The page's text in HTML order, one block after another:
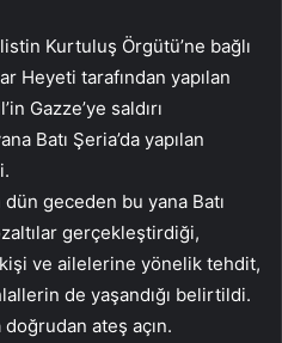
Kurtuluş Örgütü’ne bağlı
Heyeti tarafından yapılan
Gazze’ye saldırı
Batı Şeria’da yapılan
geceden bu yana Batı
gerçekleştirdiği,
kişi ve ailelerine yönelik tehdit,
de yaşandığı belirtildi.
ateş açın.